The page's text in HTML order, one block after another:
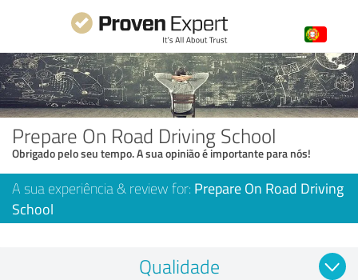
Prepare On Road Driving School
Obrigado pelo seu tempo. A sua opinião é importante para nós!
A sua experiência & review for: Prepare On Road Driving
School
Qualidade